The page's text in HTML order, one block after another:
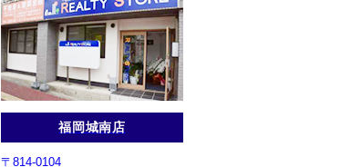
福岡城南店
〒814-0104